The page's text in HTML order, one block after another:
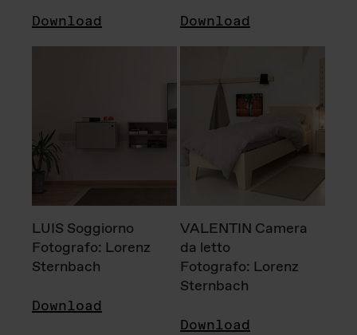
Download Download
LUIS Soggiorno
Fotografo: Lorenz
Sternbach
Download
VALENTIN Camera
da letto
Fotografo: Lorenz
Sternbach
Download